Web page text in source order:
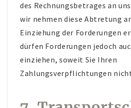
des Rechnungsbetrages an
wir nehmen diese Abtretung
Einziehung der Forderungen
dürfen Forderungen jedoch
einziehen, soweit Sie Ihren
Zahlungsverpflichtungen